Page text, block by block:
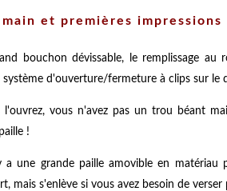
main et premières impressions
bouchon dévissable, le remplissage
système d'ouverture/fermeture à clips sur le
l'ouvrez, vous n'avez pas un trou béant
!
a une grande paille amovible en matériau
mais s'enlève si vous avez besoin de